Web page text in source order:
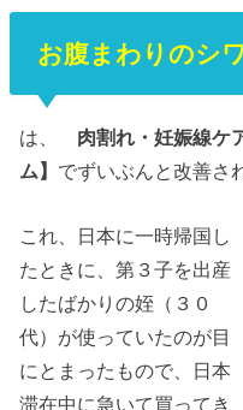
お腹まわりのシワ
は、 肉割れ・妊娠線ケ
ム】 でずいぶんと改善さ
これ、日本に一時帰国し
たときに、第３子を出産
したばかりの姪（３０
代）が使っていたのが目
にとまったもので、日本
滞在中に急いて買ってき